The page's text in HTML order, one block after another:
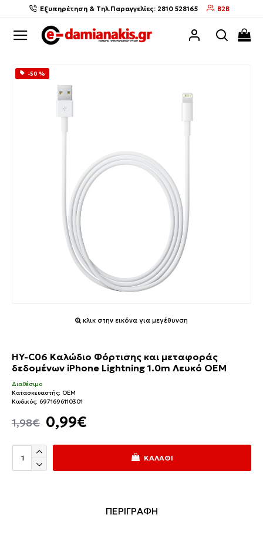
Εξυπηρέτηση & Τηλ.Παραγγελίες: 2810 528165 B2B
-50 %
κλικ στην εικόνα για μεγέθυνση
HY-C06 Καλώδιο Φόρτισης και μεταφοράς
δεδομένων iPhone Lightning 1.0m Λευκό OEM
0,99€
1,98€
Διαθέσιμο
Κατασκευαστής: OEM
Κωδικός: 6971696110301
ΚΑΛΆΘΙ
ΠΕΡΙΓΡΑΦΗ